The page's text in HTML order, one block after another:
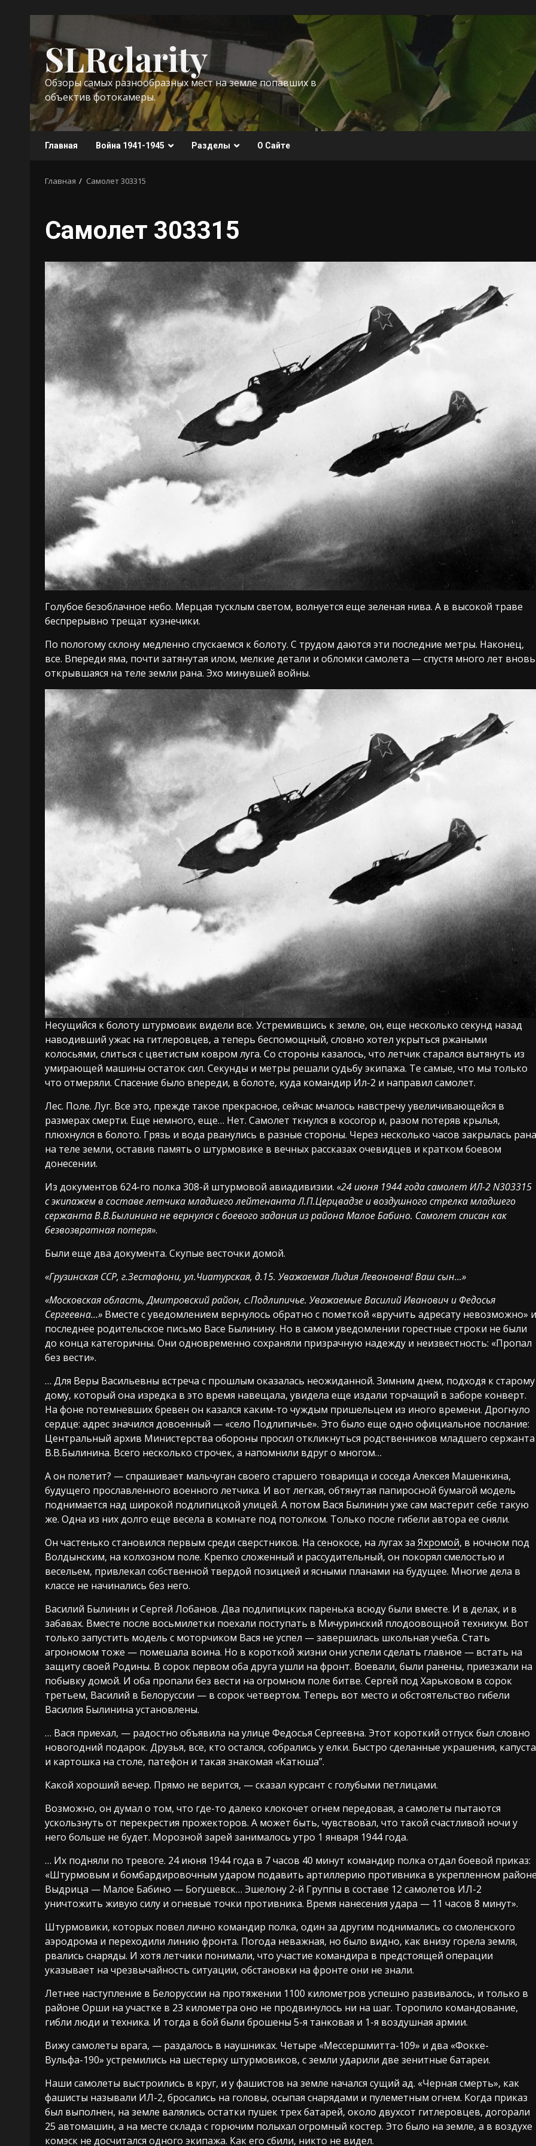
к
содержимому
SLRclarity
Обзоры самых разнообразных мест на земле попавших в
объектив фотокамеры.
Главная Война 1941-1945 Разделы О Сайте
Главная Самолет 303315
Самолет 303315
Голубое безоблачное небо. Мерцая тусклым светом, волнуется еще зеленая нива. А в высокой траве
беспрерывно трещат кузнечики.
По пологому склону медленно спускаемся к болоту. С трудом даются эти последние метры. Наконец,
все. Впереди яма, почти затянутая илом, мелкие детали и обломки самолета — спустя много лет вновь
открывшаяся на теле земли рана. Эхо минувшей войны.
Несущийся к болоту штурмовик видели все. Устремившись к земле, он, еще несколько секунд назад
наводивший ужас на гитлеровцев, а теперь беспомощный, словно хотел укрыться ржаными
колосьями, слиться с цветистым ковром луга. Со стороны казалось, что летчик старался вытянуть из
умирающей машины остаток сил. Секунды и метры решали судьбу экипажа. Те самые, что мы только
что отмеряли. Спасение было впереди, в болоте, куда командир Ил-2 и направил самолет.
Лес. Поле. Луг. Все это, прежде такое прекрасное, сейчас мчалось навстречу увеличивающейся в
размерах смерти. Еще немного, еще… Нет. Самолет ткнулся в косогор и, разом потеряв крылья,
плюхнулся в болото. Грязь и вода рванулись в разные стороны. Через несколько часов закрылась рана
на теле земли, оставив память о штурмовике в вечных рассказах очевидцев и кратком боевом
донесении.
Из документов 624-го полка 308-й штурмовой авиадивизии. «24 июня 1944 года самолет ИЛ-2 N303315
с экипажем в составе летчика младшего лейтенанта Л.П.Церцвадзе и воздушного стрелка младшего
сержанта В.В.Былинина не вернулся с боевого задания из района Малое Бабино. Самолет списан как
безвозвратная потеря».
Были еще два документа. Скупые весточки домой.
«Грузинская ССР, г.Зестафони, ул.Чиатурская, д.15. Уважаемая Лидия Левоновна! Ваш сын…»
«Московская область, Дмитровский район, с.Подлипичье. Уважаемые Василий Иванович и Федосья
Сергеевна…» Вместе с уведомлением вернулось обратно с пометкой «вручить адресату невозможно» и
последнее родительское письмо Васе Былинину. Но в самом уведомлении горестные строки не были
до конца категоричны. Они одновременно сохраняли призрачную надежду и неизвестность: «Пропал
без вести».
… Для Веры Васильевны встреча с прошлым оказалась неожиданной. Зимним днем, подходя к старому
дому, который она изредка в это время навещала, увидела еще издали торчащий в заборе конверт.
На фоне потемневших бревен он казался каким-то чуждым пришельцем из иного времени. Дрогнуло
сердце: адрес значился довоенный — «село Подлипичье». Это было еще одно официальное послание:
Центральный архив Министерства обороны просил откликнуться родственников младшего сержанта
В.В.Былинина. Всего несколько строчек, а напомнили вдруг о многом…
А он полетит? — спрашивает мальчуган своего старшего товарища и соседа Алексея Машенкина,
будущего прославленного военного летчика. И вот легкая, обтянутая папиросной бумагой модель
поднимается над широкой подлипицкой улицей. А потом Вася Былинин уже сам мастерит себе такую
же. Одна из них долго еще весела в комнате под потолком. Только после гибели автора ее сняли.
Он частенько становился первым среди сверстников. На сенокосе, на лугах за Яхромой, в ночном под
Волдынским, на колхозном поле. Крепко сложенный и рассудительный, он покорял смелостью и
весельем, привлекал собственной твердой позицией и ясными планами на будущее. Многие дела в
классе не начинались без него.
Василий Былинин и Сергей Лобанов. Два подлипицких паренька всюду были вместе. И в делах, и в
забавах. Вместе после восьмилетки поехали поступать в Мичуринский плодоовощной техникум. Вот
только запустить модель с моторчиком Вася не успел — завершилась школьная учеба. Стать
агрономом тоже — помешала воина. Но в короткой жизни они успели сделать главное — встать на
защиту своей Родины. В сорок первом оба друга ушли на фронт. Воевали, были ранены, приезжали на
побывку домой. И оба пропали без вести на огромном поле битве. Сергей под Харьковом в сорок
третьем, Василий в Белоруссии — в сорок четвертом. Теперь вот место и обстоятельство гибели
Василия Былинина установлены.
… Вася приехал, — радостно объявила на улице Федосья Сергеевна. Этот короткий отпуск был словно
новогодний подарок. Друзья, все, кто остался, собрались у елки. Быстро сделанные украшения, капуста
и картошка на столе, патефон и такая знакомая «Катюша”.
Какой хороший вечер. Прямо не верится, — сказал курсант с голубыми петлицами.
Возможно, он думал о том, что где-то далеко клокочет огнем передовая, а самолеты пытаются
ускользнуть от перекрестия прожекторов. А может быть, чувствовал, что такой счастливой ночи у
него больше не будет. Морозной зарей занималось утро 1 января 1944 года.
… Их подняли по тревоге. 24 июня 1944 года в 7 часов 40 минут командир полка отдал боевой приказ:
«Штурмовым и бомбардировочным ударом подавить артиллерию противника в укрепленном
Выдрица — Малое Бабино — Богушевск… Эшелону 2-й Группы в составе 12 самолетов ИЛ-2
уничтожить живую силу и огневые точки противника. Время нанесения удара — 11 часов 8 минут».
Штурмовики, которых повел лично командир полка, один за другим поднимались со смоленского
аэродрома и переходили линию фронта. Погода неважная, но было видно, как внизу горела земля,
рвались снаряды. И хотя летчики понимали, что участие командира в предстоящей операции
указывает на чрезвычайность ситуации, обстановки на фронте они не знали.
Летнее наступление в Белоруссии на протяжении 1100 километров успешно развивалось, и только в
районе Орши на участке в 23 километра оно не продвинулось ни на шаг. Торопило командование,
гибли люди и техника. И тогда в бой были брошены 5-я танковая и 1-я воздушная армии.
Вижу самолеты врага, — раздалось в наушниках. Четыре «Мессершмитта-109» и два «Фокке-
Вульфа-190» устремились на шестерку штурмовиков, с земли ударили две зенитные батареи.
Наши самолеты выстроились в круг, и у фашистов на земле начался сущий ад. «Черная смерть», как
фашисты называли ИЛ-2, бросались на головы, осыпая снарядами и пулеметным огнем. Когда приказ
был выполнен, на земле валялись остатки пушек трех батарей, около двухсот гитлеровцев, догорали
25 автомашин, а на месте склада с горючим полыхал огромный костер. Это было на земле, а в воздухе
комэск не досчитался одного экипажа. Как его сбили, никто не видел.